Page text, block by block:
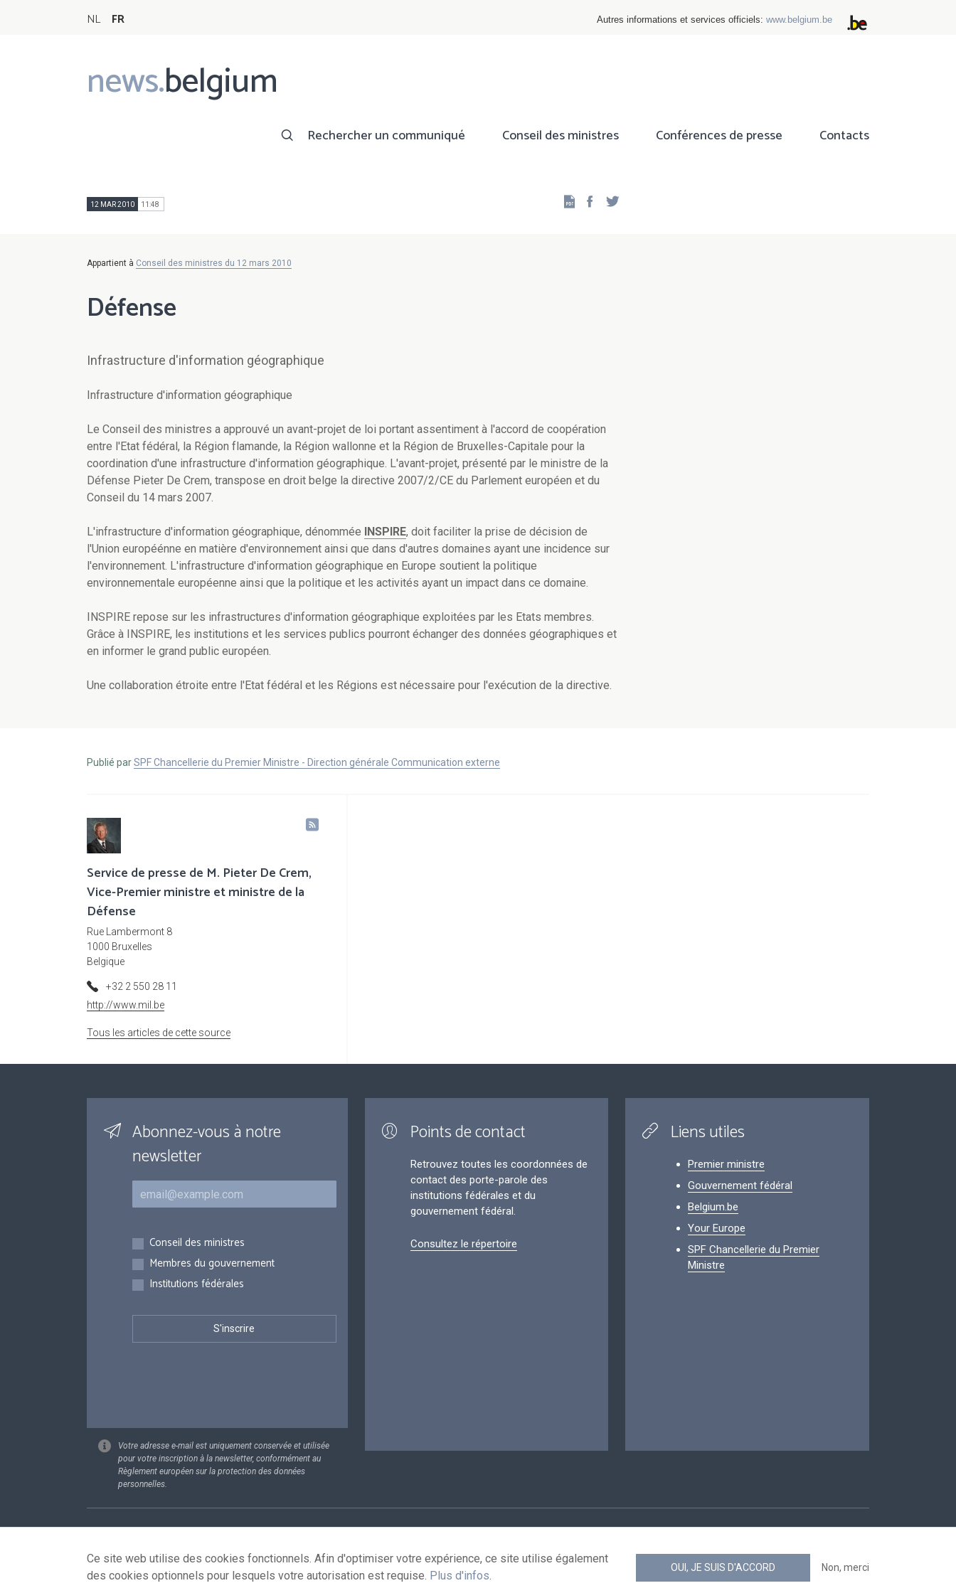
NL FR Autres informations et services officiels: www.belgium.be
news.belgium
Main
navigation
Rechercher un communiqué Conseil des ministres Conférences de presse Contacts
12 MAR 2010 11:48 Facebook
Appartient à Conseil des ministres du 12 mars 2010
Défense
Infrastructure d'information géographique
Infrastructure d'information géographique
Le Conseil des ministres a approuvé un avant-projet de loi portant assentiment à l'accord de coopération
entre l'Etat fédéral, la Région flamande, la Région wallonne et la Région de Bruxelles-Capitale pour la
coordination d'une infrastructure d'information géographique. L'avant-projet, présenté par le ministre de la
Défense Pieter De Crem, transpose en droit belge la directive 2007/2/CE du Parlement européen et du
Conseil du 14 mars 2007.
L'infrastructure d'information géographique, dénommée INSPIRE, doit faciliter la prise de décision de
l'Union européénne en matière d'environnement ainsi que dans d'autres domaines ayant une incidence sur
l'environnement. L'infrastructure d'information géographique en Europe soutient la politique
environnementale européenne ainsi que la politique et les activités ayant un impact dans ce domaine.
INSPIRE repose sur les infrastructures d'information géographique exploitées par les Etats membres.
Grâce à INSPIRE, les institutions et les services publics pourront échanger des données géographiques et
en informer le grand public européen.
Une collaboration étroite entre l'Etat fédéral et les Régions est nécessaire pour l'exécution de la directive.
Publié parSPF Chancellerie du Premier Ministre - Direction générale Communication externe
Service de presse de M. Pieter De Crem,
Vice-Premier ministre et ministre de la
Défense
Rue Lambermont 8
1000 Bruxelles
Belgique
+32 2 550 28 11
http://www.mil.be
Tous les articles de cette source
Abonnez-vous à notre
newsletter
Courriel
Inscriptions
Conseil des ministres
Membres du gouvernement
Institutions fédérales
Votre adresse e-mail est uniquement conservée et utilisée
pour votre inscription à la newsletter, conformément au
Règlement européen sur la protection des données
personnelles.
Points de contact
Retrouvez toutes les coordonnées de
contact des porte-parole des
institutions fédérales et du
gouvernement fédéral.
Consultez le répertoire
Liens utiles
Premier ministre
Gouvernement fédéral
Belgium.be
Your Europe
SPF Chancellerie du Premier
Ministre
Ce site web utilise des cookies fonctionnels. Afin d'optimiser votre expérience, ce site utilise également
des cookies optionnels pour lesquels votre autorisation est requise. Plus d'infos.
OUI, JE SUIS D'ACCORD Non, merci